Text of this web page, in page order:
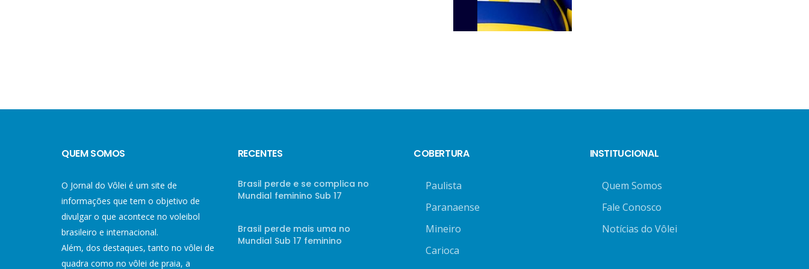
QUEM SOMOS
O Jornal do Vôlei é um site de
informações que tem o objetivo de
divulgar o que acontece no voleibol
brasileiro e internacional.
Além, dos destaques, tanto no vôlei de
quadra como no vôlei de praia, a
RECENTES
Brasil perde e se complica no
Mundial feminino Sub 17
Brasil perde mais uma no
Mundial Sub 17 feminino
COBERTURA
Paulista
Paranaense
Mineiro
Carioca
INSTITUCIONAL
Quem Somos
Fale Conosco
Notícias do Vôlei